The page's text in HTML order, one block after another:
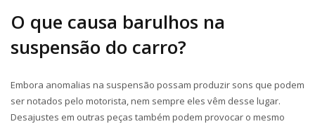
O que causa barulhos na
suspensão do carro?
Embora anomalias na suspensão possam produzir sons que podem
ser notados pelo motorista, nem sempre eles vêm desse lugar.
Desajustes em outras peças também podem provocar o mesmo